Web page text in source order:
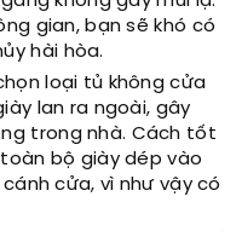
gian, bạn sẽ khó có
hài hòa.
loại tủ không cửa
lan ra ngoài, gây
trong nhà. Cách tốt
bộ giày dép vào
cửa, vì như vậy có